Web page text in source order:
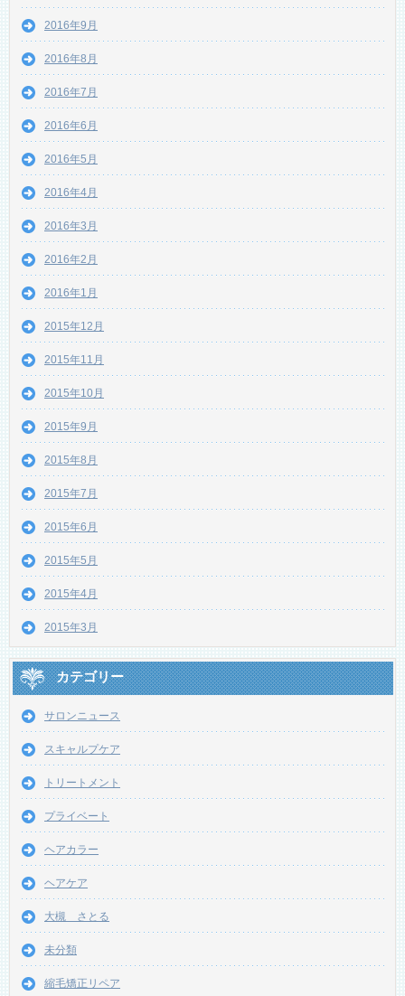
2016年9月
2016年8月
2016年7月
2016年6月
2016年5月
2016年4月
2016年3月
2016年2月
2016年1月
2015年12月
2015年11月
2015年10月
2015年9月
2015年8月
2015年7月
2015年6月
2015年5月
2015年4月
2015年3月
カテゴリー
サロンニュース
スキャルプケア
トリートメント
プライベート
ヘアカラー
ヘアケア
大槻 さとる
未分類
縮毛矯正リペア